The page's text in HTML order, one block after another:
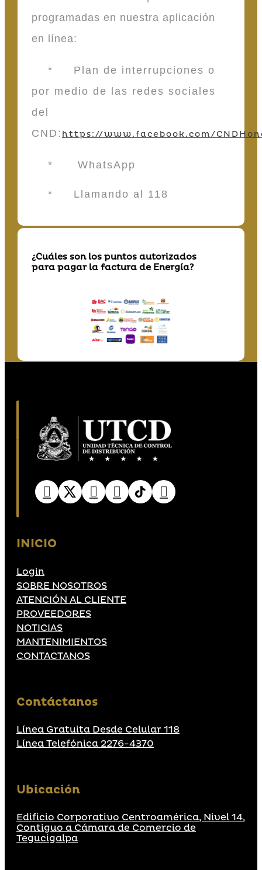
programadas en nuestra aplicación
en línea:
* Plan de interrupciones o
por medio de las redes sociales
del
CND: https://www.facebook.com/
* WhatsApp
* Llamando al 118
¿Cuáles son los puntos autorizados
para pagar la factura de Energía?
INICIO
Login
SOBRE NOSOTROS
ATENCIÓN AL CLIENTE
PROVEEDORES
NOTICIAS
MANTENIMIENTOS
CONTACTANOS
Contáctanos
Línea Gratuita Desde Celular 118
Línea Telefónica 2276-4370
Ubicación
Edificio Corporativo Centroamérica, Nivel 14,
Contiguo a Cámara de Comercio de
Tegucigalpa